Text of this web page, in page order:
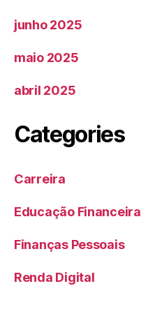
junho 2025
maio 2025
abril 2025
Categories
Carreira
Educação Financeira
Finanças Pessoais
Renda Digital